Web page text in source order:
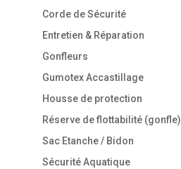
Corde de Sécurité
Entretien & Réparation
Gonfleurs
Gumotex Accastillage
Housse de protection
Réserve de flottabilité (gonfle)
Sac Etanche / Bidon
Sécurité Aquatique